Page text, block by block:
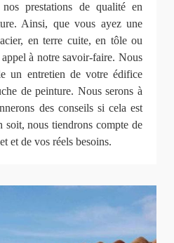
prestations de qualité en
Ainsi, que vous ayez une
en terre cuite, en tôle ou
à notre savoir-faire. Nous
un entretien de votre édifice
de peinture. Nous serons à
des conseils si cela est
soit, nous tiendrons compte de
et de vos réels besoins.